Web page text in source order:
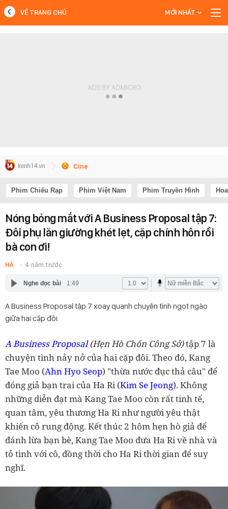
VỀ TRANG CHỦ MỚI NHẤT
Cine
Phim Chiếu Rạp Phim Việt Nam Phim Truyền Hình
Nóng bỏng mắt với A Business Proposal tập 7:
Đôi phụ lăn giường khét lẹt, cặp chính hôn rồi
bà con ơi!
HÀ 4 năm trước
Nghe đọc bài 1:49
A Business Proposal tập 7 xoay quanh chuyện tình ngọt ngào
giữa hai cặp đôi.
A Business Proposal(Hẹn Hò Chốn Công Sở)tập 7 là
chuyện tình nảy nở của hai cặp đôi. Theo đó, Kang
Tae Moo (Ahn Hyo Seop) "thừa nước đục thả câu" để
đóng giả bạn trai của Ha Ri (Kim Se Jeong). Không
những diễn đạt mà Kang Tae Moo còn rất tinh tế,
quan tâm, yêu thương Ha Ri như người yêu thật
khiến cô rung động. Kết thúc 2 hôm hẹn hò giả để
đánh lừa bạn bè, Kang Tae Moo đưa Ha Ri về nhà và
tỏ tình với cô, đồng thời cho Ha Ri thời gian để suy
nghĩ.